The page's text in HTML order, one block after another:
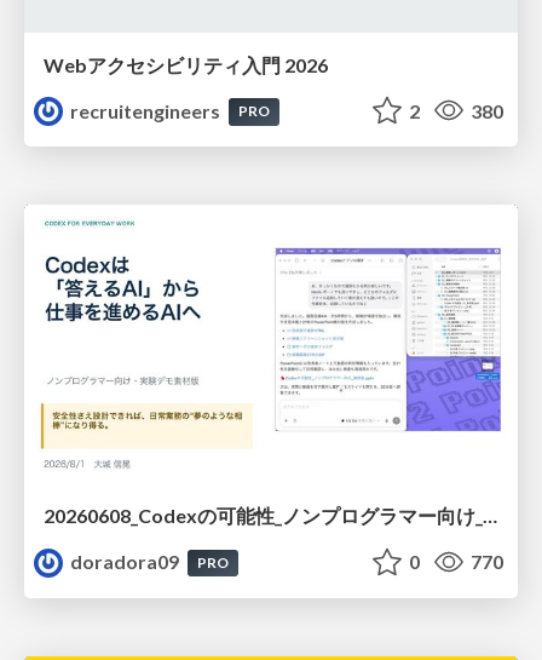
Webアクセシビリティ入門 2026
recruitengineers
PRO 2 380
20260608_Codexの可能性_ノンプログラマー向け_大城追記
doradora09
PRO 0 770